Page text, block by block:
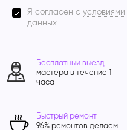
Я согласен с условиями
данных
Бесплатный выезд
мастера в течение 1
часа
Быстрый ремонт
96% ремонтов делаем